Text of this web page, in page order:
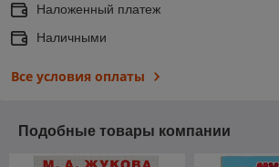
Наложенный платеж
Наличными
Все условия оплаты
Подобные товары компании